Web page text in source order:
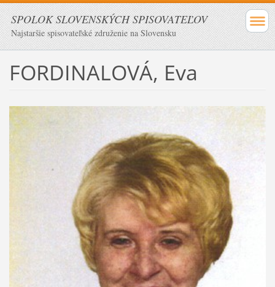
SPOLOK SLOVENSKÝCH SPISOVATEĽOV
Najstaršie spisovateľské združenie na Slovensku
FORDINALOVÁ, Eva